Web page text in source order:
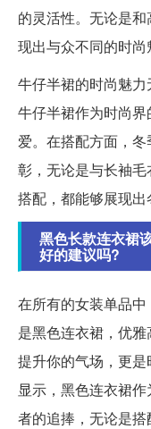
的灵活性。无论是
现出与众不同的时尚
牛仔半裙的时尚魅力
牛仔半裙作为时尚
爱。在搭配方面，
彰，无论是与长袖
搭配，都能够展现出
黑色长款连衣裙
好的建议吗?
在所有的女装单品
是黑色连衣裙，优
提升你的气场，更
显示，黑色连衣裙
者的追捧，无论是